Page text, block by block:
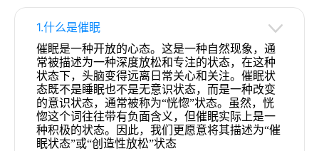
1.什么是催眠
催眠是一种开放的心态。这是一种自然现象，通
常被描述为一种深度放松和专注的状态，在这种
状态下，头脑变得远离日常关心和关注。催眠状
态既不是睡眠也不是无意识状态，而是一种改变
的意识状态，通常被称为“恍惚”状态。虽然，恍
惚这个词往往带有负面含义，但催眠实际上是一
种积极的状态。因此，我们更愿意将其描述为“催
眠状态”或“创造性放松”状态